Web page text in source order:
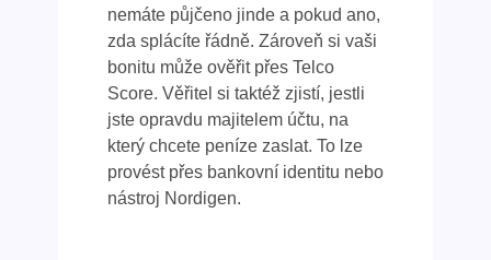
nemáte půjčeno jinde a pokud ano,
zda splácíte řádně. Zároveň si vaši
bonitu může ověřit přes Telco
Score. Věřitel si taktéž zjistí, jestli
jste opravdu majitelem účtu, na
který chcete peníze zaslat. To lze
provést přes bankovní identitu nebo
nástroj Nordigen.